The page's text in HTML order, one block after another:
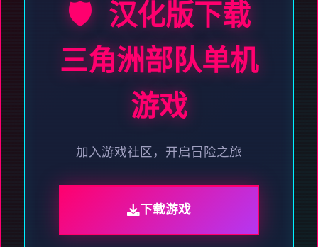
🛡️ 汉化版下载
三角洲部队单机
游戏
加入游戏社区，开启冒险之旅
下载游戏